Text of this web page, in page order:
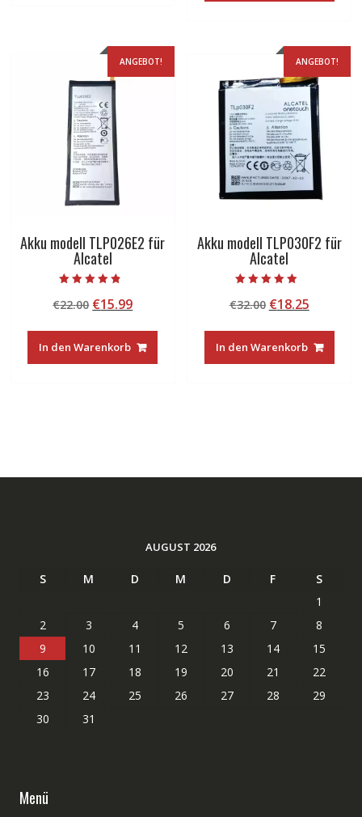
ANGEBOT!
Akku modell TLP026E2 für
Alcatel
4.50
von 5
€22.00 Ursprünglicher
war:
€22.00
€15.99Aktueller
ist:
€15.99.
In den Warenkorb
ANGEBOT!
Akku modell TLP030F2 für
Alcatel
5.00
von 5
€32.00 Ursprünglicher
war:
€32.00
€18.25
ist:
€18.25.
In den Warenkorb
AUGUST 2026
S M D M D F
S
1
2
3 4 5 6 7
8
9
10 11 12 13 14
15
16
17 18 19 20 21
22
23
24 25 26 27 28
29
30
31
Menü